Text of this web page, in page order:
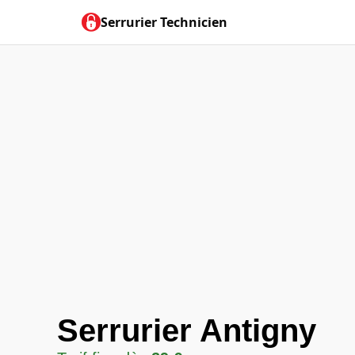
Serrurier Technicien
Serrurier Antigny